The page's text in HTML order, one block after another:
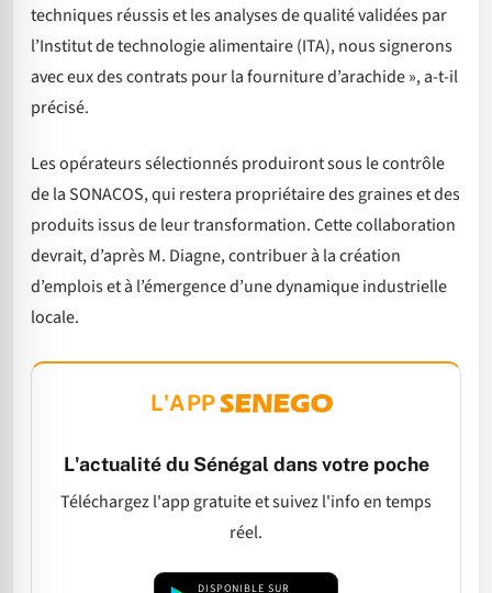
techniques réussis et les analyses de qualité validées par
l’Institut de technologie alimentaire (ITA), nous signerons
avec eux des contrats pour la fourniture d’arachide », a-t-il
précisé.
Les opérateurs sélectionnés produiront sous le contrôle
de la SONACOS, qui restera propriétaire des graines et des
produits issus de leur transformation. Cette collaboration
devrait, d’après M. Diagne, contribuer à la création
d’emplois et à l’émergence d’une dynamique industrielle
locale.
L'APP
L'actualité du Sénégal dans votre poche
Téléchargez l'app gratuite et suivez l'info en temps
réel.
DISPONIBLE SUR